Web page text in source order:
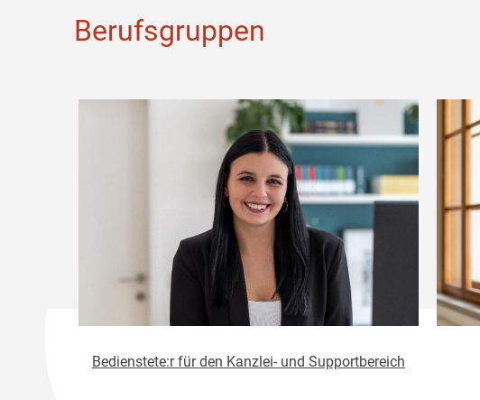
Berufsgruppen
Bedienstete:r für den Kanzlei- und Supportbereich